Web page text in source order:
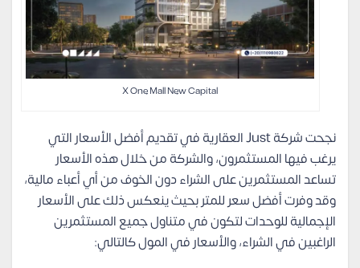
X One Mall New Capital
نجحت شركة Just العقارية في تقديم أفضل الأسعار التي
يرغب فيها المستثمرون، والشركة من خلال هذه الأسعار
تساعد المستثمرين على الشراء دون الخوف من أي أعباء مالية،
وقد وفرت أفضل سعر للمتر بحيث ينعكس ذلك على الأسعار
الإجمالية للوحدات لتكون في متناول جميع المستثمرين
الراغبين في الشراء، والأسعار في المول كالتالي: